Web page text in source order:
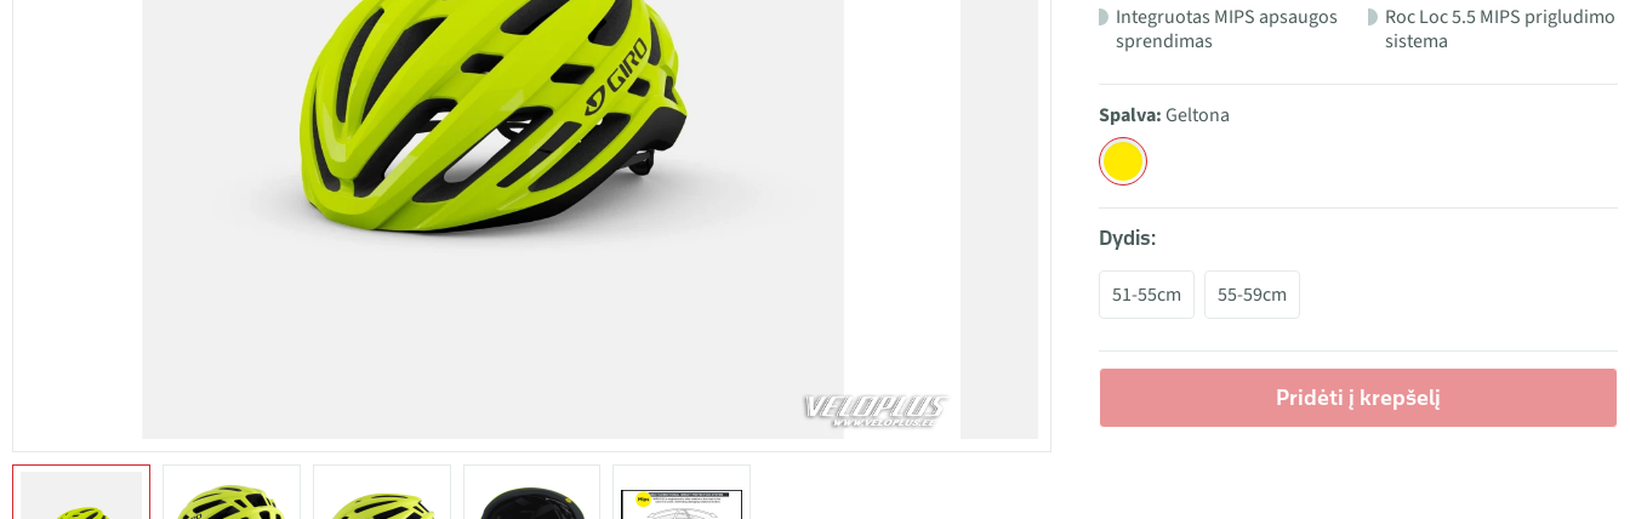
Integruotas MIPS apsaugos
sprendimas
Roc Loc 5.5 MIPS prigludimo
sistema
Spalva:Geltona
Dydis:
51-55cm 55-59cm
Pridėti į krepšelį